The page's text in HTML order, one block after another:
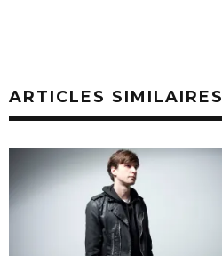
ARTICLES SIMILAIRES